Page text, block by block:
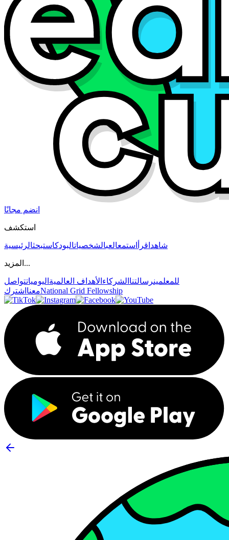
انضم مجانًا
استكشف
شاهد اقرأ استمعالعبالشخصياتالبودكاستبحثالرئيسية
المزيد...
للمعلمينرسالتنا الشركاء الأهداف العالمية اليومياتتواصل
معنا اشترك National Grid Fellowship